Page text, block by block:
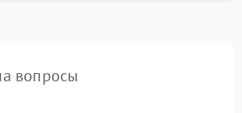
вопросы